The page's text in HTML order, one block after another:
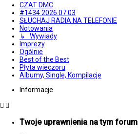
CZAT DMC
#1434 2026.07.03
SŁUCHAJ RADIA NA TELEFONIE
Notowania
↳ Wywiady
Imprezy
Ogólnie
Best of the Best
Płyta wieczoru
Albumy, Single, Kompilacje
Informacje
Twoje uprawnienia na tym forum